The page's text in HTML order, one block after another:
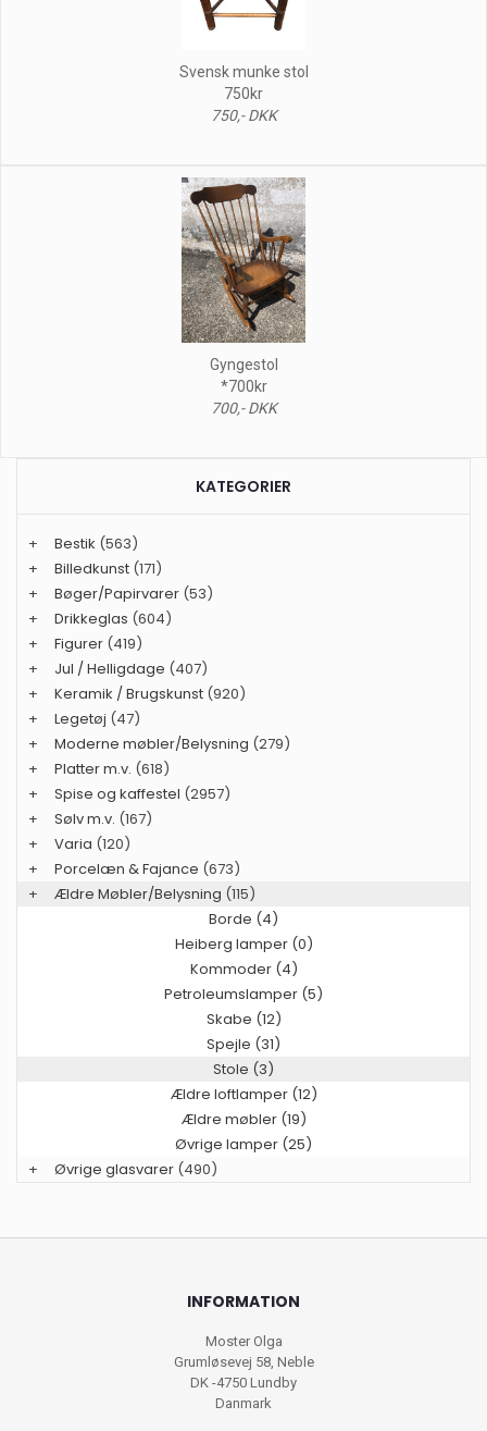
Svensk munke stol
750kr
750,- DKK
Gyngestol
*700kr
700,- DKK
KATEGORIER
+ Bestik (563)
+
Billedkunst (171)
+
Bøger/Papirvarer (53)
+
Drikkeglas (604)
+
Figurer (419)
+
Jul / Helligdage (407)
+
Keramik / Brugskunst (920)
+
Legetøj (47)
+
Moderne møbler/Belysning (279)
+
Platter m.v. (618)
+
Spise og kaffestel (2957)
+
Sølv m.v. (167)
+
Varia (120)
+
Porcelæn & Fajance (673)
+
Ældre Møbler/Belysning (115)
Borde (4)
Heiberg lamper (0)
Kommoder (4)
Petroleumslamper (5)
Skabe (12)
Spejle (31)
Stole (3)
Ældre loftlamper (12)
Ældre møbler (19)
Øvrige lamper (25)
+
Øvrige glasvarer (490)
INFORMATION
Moster Olga
Grumløsevej 58, Neble
DK -4750 Lundby
Danmark